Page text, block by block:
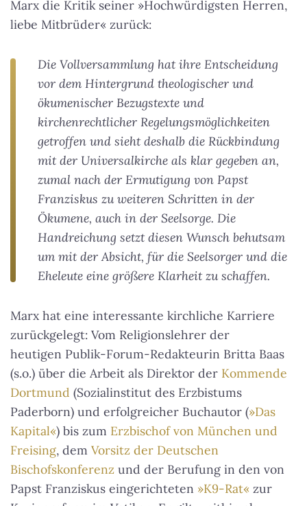
Marx die Kritik seiner »Hochwürdigsten Herren,
liebe Mitbrüder« zurück:
Die Vollversammlung hat ihre Entscheidung
vor dem Hintergrund theologischer und
ökumenischer Bezugstexte und
kirchenrechtlicher Regelungsmöglichkeiten
getroffen und sieht deshalb die Rückbindung
mit der Universalkirche als klar gegeben an,
zumal nach der Ermutigung von Papst
Franziskus zu weiteren Schritten in der
Ökumene, auch in der Seelsorge. Die
Handreichung setzt diesen Wunsch behutsam
um mit der Absicht, für die Seelsorger und die
Eheleute eine größere Klarheit zu schaffen.
Marx hat eine interessante kirchliche Karriere
zurückgelegt: Vom Religionslehrer der
heutigen Publik-Forum-Redakteurin Britta Baas
(s.o.) über die Arbeit als Direktor der Kommende
Dortmund (Sozialinstitut des Erzbistums
Paderborn) und erfolgreicher Buchautor (»Das
Kapital«) bis zum Erzbischof von München und
Freising, dem Vorsitz der Deutschen
Bischofskonferenz und der Berufung in den von
Papst Franziskus eingerichteten »K9-Rat« zur